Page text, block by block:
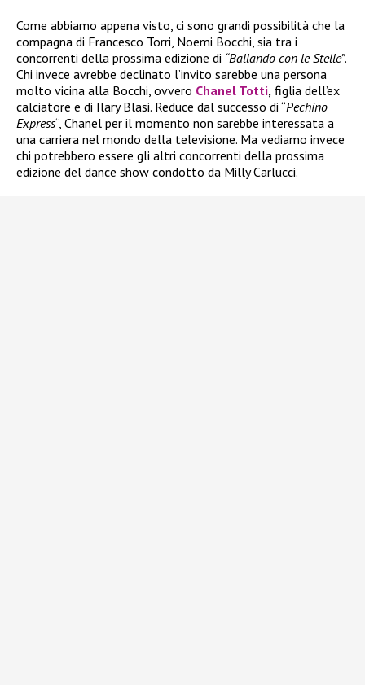
Come abbiamo appena visto, ci sono grandi possibilità che la
compagna di Francesco Torri, Noemi Bocchi, sia tra i
concorrenti della prossima edizione di “Ballando con le Stelle”.
Chi invece avrebbe declinato l’invito sarebbe una persona
molto vicina alla Bocchi, ovvero Chanel Totti, figlia dell’ex
calciatore e di Ilary Blasi. Reduce dal successo di “Pechino
Express“, Chanel per il momento non sarebbe interessata a
una carriera nel mondo della televisione. Ma vediamo invece
chi potrebbero essere gli altri concorrenti della prossima
edizione del dance show condotto da Milly Carlucci.